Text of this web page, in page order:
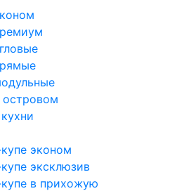
островом
эконом
эксклюзив
в прихожую